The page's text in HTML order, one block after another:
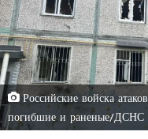
Российские войска
погибшие и раненые/ДСНС